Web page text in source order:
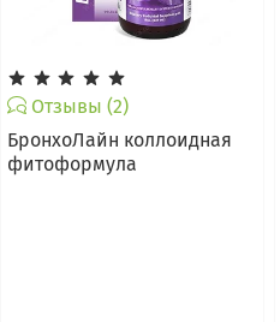
Отзывы (2)
БронхоЛайн коллоидная
фитоформула